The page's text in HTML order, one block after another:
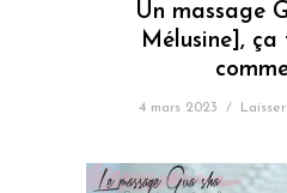
Un massage
Mélusine], ça
4 mars 2023 /